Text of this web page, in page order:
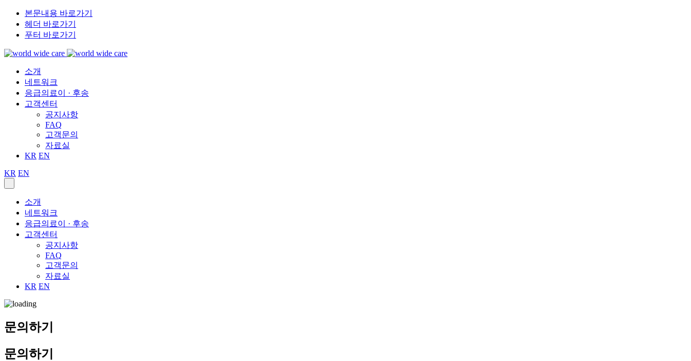
본문내용 바로가기
헤더 바로가기
푸터 바로가기
소개
네트워크
응급의료이 · 후송
고객센터
공지사항
FAQ
고객문의
자료실
KR EN
KR EN
소개
네트워크
응급의료이 · 후송
고객센터
공지사항
FAQ
고객문의
자료실
KR EN
문의하기
문의하기